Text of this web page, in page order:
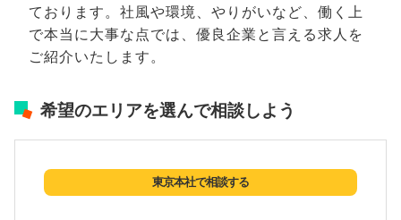
ております。社風や環境、やりがいなど、働く上
で本当に大事な点では、優良企業と言える求人を
ご紹介いたします。
希望のエリアを選んで相談しよう
東京本社で相談する